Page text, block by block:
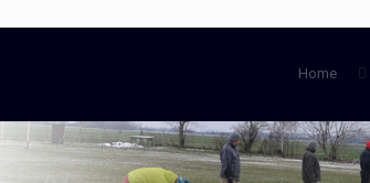
Home